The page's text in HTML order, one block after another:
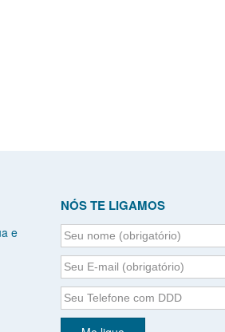
e
NÓS TE LIGAMOS